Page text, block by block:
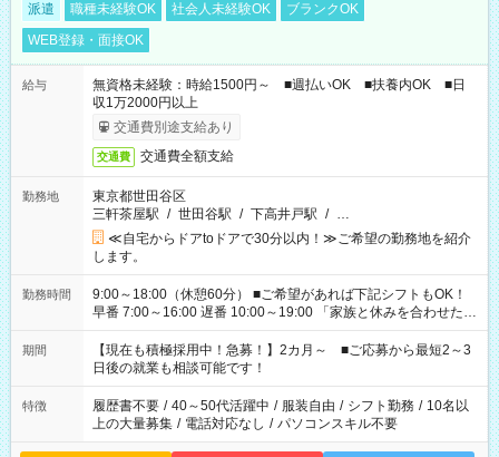
派遣 職種未経験OK 社会人未経験OK
ブランクOK
WEB登録・面接OK
給与
無資格未経験：時給1500円～ ■週払いOK ■扶養内OK ■日
収1万2000円以上
交通費別途支給あり
交通費 交通費全額支給
勤務地
東京都世田谷区
三軒茶屋駅 / 世田谷駅 / 下高井戸駅 / …
≪自宅からドアtoドアで30分以内！≫ご希望の勤務地を紹介
します。
勤務時間
9:00～18:00（休憩60分） ■ご希望があれば下記シフトもOK！
早番 7:00～16:00 遅番 10:00～19:00 「家族と休みを合わせた
い」 「余裕を持って夕飯の準備がしたい」 「できれば残業はし
たくない」 など、ご希望を教えてくださいね。 ※Wワーク希望
の方へ 今ご覧のお仕事で希望する勤務時間と、もう1つのお仕事
の勤務時間。 合計で週40時間を超える場合は応募できません。
期間
【現在も積極採用中！急募！】2カ月～ ■ご応募から最短2～3
日後の就業も相談可能です！
特徴 履歴書不要 / 40～50代活躍中 / 服装自由 / シフト勤務 / 10名以
上の大量募集 / 電話対応なし / パソコンスキル不要